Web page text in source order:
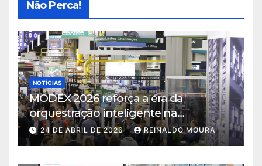
Não Perca!
NOTÍCIAS
MODEX 2026 reforça a era da
orquestração inteligente na
intralogística
24 DE ABRIL DE 2026 REINALDO MOURA